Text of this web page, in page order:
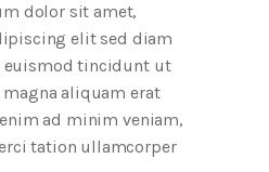
dolor sit amet,
elit sed diam
euismod tincidunt ut
aliquam erat
ad minim veniam,
tation ullamcorper